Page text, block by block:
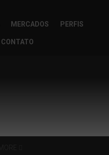
MERCADOS PERFIS
CONTATO